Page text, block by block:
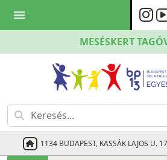
menu
MESÉSKERT
1134 BUDAPEST, KASSÁK LAJOS U.